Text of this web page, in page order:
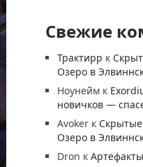
Свежие
Трактирр к
Озеро в
Ноунейм к
новичков —
Avoker к
Озеро в
Dron к